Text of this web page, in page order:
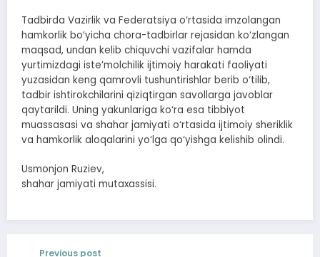
Tadbirda Vazirlik va Federatsiya o‘rtasida imzolangan
hamkorlik bo‘yicha chora-tadbirlar rejasidan ko‘zlangan
maqsad, undan kelib chiquvchi vazifalar hamda
yurtimizdagi iste’molchilik ijtimoiy harakati faoliyati
yuzasidan keng qamrovli tushuntirishlar berib o‘tilib,
tadbir ishtirokchilarini qiziqtirgan savollarga javoblar
qaytarildi. Uning yakunlariga ko‘ra esa tibbiyot
muassasasi va shahar jamiyati o‘rtasida ijtimoiy sheriklik
va hamkorlik aloqalarini yo‘lga qo‘yishga kelishib olindi.
Usmonjon Ruziev,
shahar jamiyati mutaxassisi.
Previous post